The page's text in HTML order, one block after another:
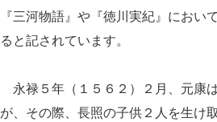
『三河物語』や『徳川実紀』にお
ると記されています。
永禄５年（１５６２）２月、元康
が、その際、長照の子供２人を生け